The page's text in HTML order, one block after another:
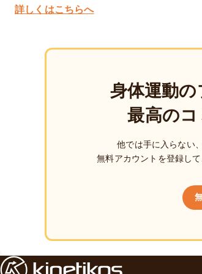
詳しくはこちらへ
身体運動
最高の
他では手に入らない
無料アカウントを登録し